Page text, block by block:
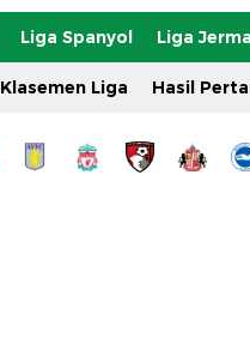
Liga Spanyol Liga
Klasemen Liga Hasil